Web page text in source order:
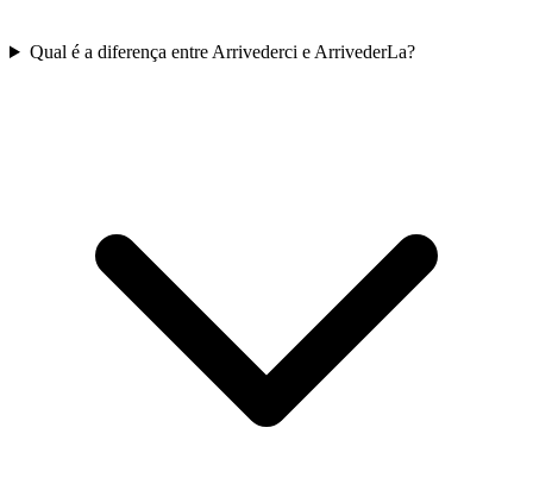
Qual é a diferença entre Arrivederci e ArrivederLa?